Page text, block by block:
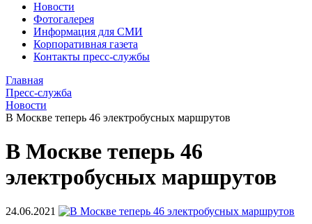
Новости
Фотогалерея
Информация для СМИ
Корпоративная газета
Контакты пресс-службы
Главная
Пресс-служба
Новости
В Москве теперь 46 электробусных маршрутов
В Москве теперь 46
электробусных маршрутов
24.06.2021